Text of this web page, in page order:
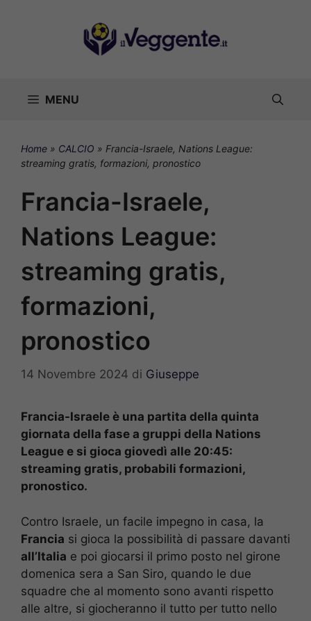
MENU
Home » CALCIO » Francia-Israele, Nations League:
streaming gratis, formazioni, pronostico
Francia-Israele,
Nations League:
streaming gratis,
formazioni,
pronostico
14 Novembre 2024 di Giuseppe
Francia-Israele è una partita della quinta
giornata della fase a gruppi della Nations
League e si gioca giovedì alle 20:45:
streaming gratis, probabili formazioni,
pronostico.
Contro Israele, un facile impegno in casa, la
Francia si gioca la possibilità di passare davanti
all’Italia e poi giocarsi il primo posto nel girone
domenica sera a San Siro, quando le due
squadre che al momento sono avanti rispetto
alle altre, si giocheranno il tutto per tutto nello